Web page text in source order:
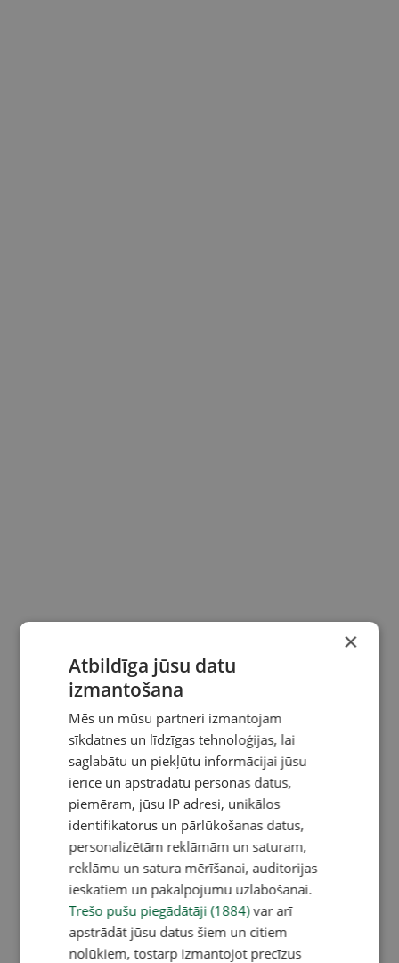
×
Atbildīga jūsu datu
izmantošana
Mēs un mūsu partneri izmantojam
sīkdatnes un līdzīgas tehnoloģijas, lai
saglabātu un piekļūtu informācijai jūsu
ierīcē un apstrādātu personas datus,
piemēram, jūsu IP adresi, unikālos
identifikatorus un pārlūkošanas datus,
personalizētām reklāmām un saturam,
reklāmu un satura mērīšanai, auditorijas
ieskatiem un pakalpojumu uzlabošanai.
Trešo pušu piegādātāji (1884)var arī
apstrādāt jūsu datus šiem un citiem
nolūkiem, tostarp izmantojot precīzus